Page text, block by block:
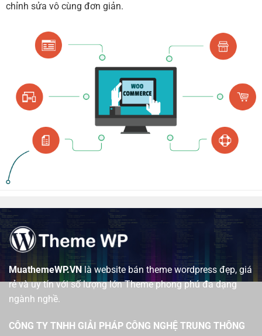
chỉnh sửa vô cùng đơn giản.
MuathemeWP.VNlà website bán theme wordpress đẹp, giá
rẻ và uy tín với số lượng lớn Theme phong phú đa dạng
ngành nghề.
CÔNG TY TNHH GIẢI PHÁP CÔNG NGHỆ TRUNG THÔNG